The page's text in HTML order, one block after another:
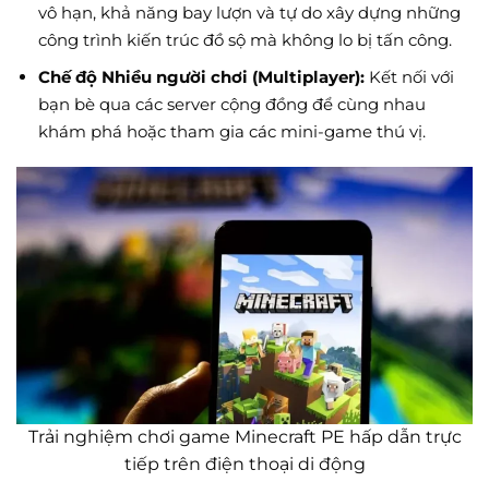
vô hạn, khả năng bay lượn và tự do xây dựng những
công trình kiến trúc đồ sộ mà không lo bị tấn công.
Chế độ Nhiều người chơi (Multiplayer):Kết nối với
bạn bè qua các server cộng đồng để cùng nhau
khám phá hoặc tham gia các mini-game thú vị.
Trải nghiệm chơi game Minecraft PE hấp dẫn trực
tiếp trên điện thoại di động